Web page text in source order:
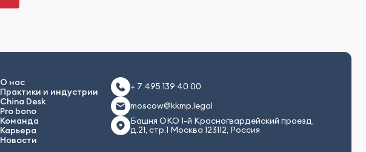
О нас
Практики и индустрии
China Desk
Pro bono
Команда
Карьера
Новости
+ 7 495 139 40 00
moscow@kkmp.legal
Башня ОКО 1-й Красногвардейский проезд,
д.21, стр.1 Москва 123112, Россия